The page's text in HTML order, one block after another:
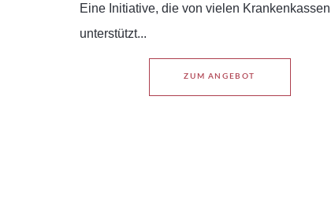
Eine Initiative, die von vielen Krankenkassen
unterstützt...
ZUM ANGEBOT